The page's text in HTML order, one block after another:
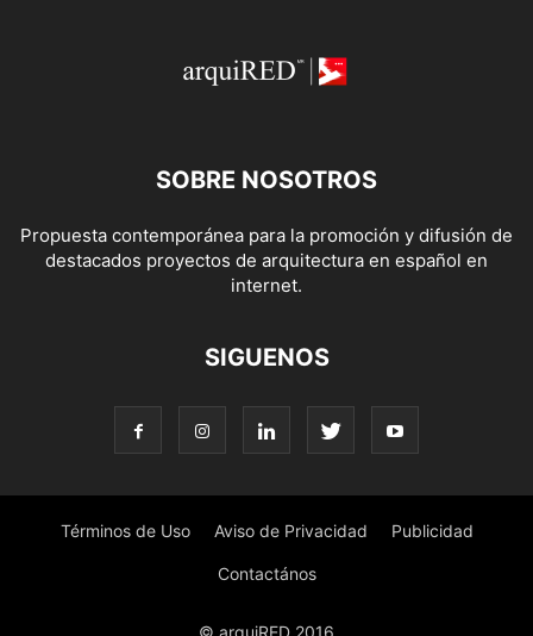
SOBRE NOSOTROS
Propuesta contemporánea para la promoción y difusión de
destacados proyectos de arquitectura en español en
internet.
SIGUENOS
Términos de Uso Aviso de Privacidad Publicidad
Contactános
© arquiRED 2016